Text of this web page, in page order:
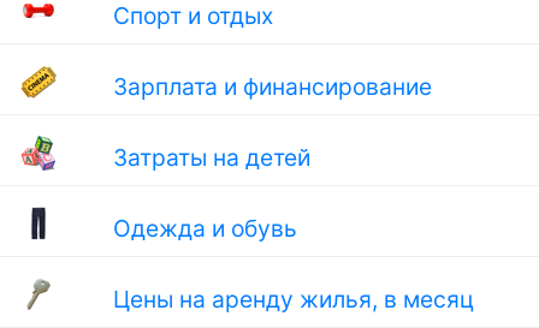
Спорт и отдых
Зарплата и финансирование
Затраты на детей
Одежда и обувь
Цены на аренду жилья, в месяц